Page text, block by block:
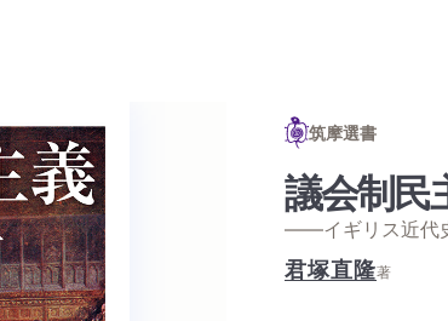
筑摩選書
議会制民
——イギリス近代
君塚直隆著